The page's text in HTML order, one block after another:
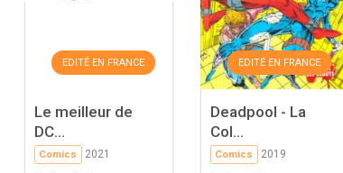
EDITÉ EN FRANCE
Le meilleur de
DC...
Comics 2021
EDITÉ EN FRANCE
Deadpool - La
Col...
Comics 2019